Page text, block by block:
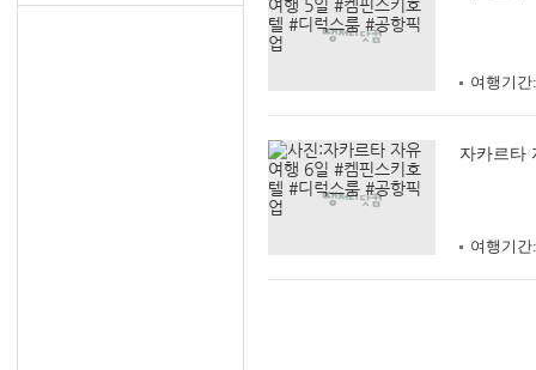
여행기간:
자카르타
여행기간: